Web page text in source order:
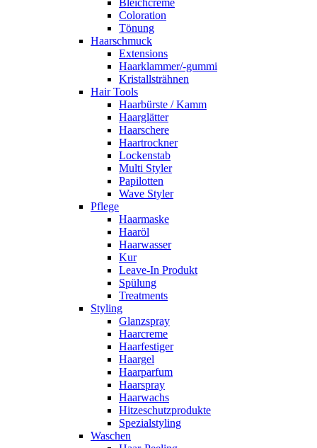
Bleichcreme
Coloration
Tönung
Haarschmuck
Extensions
Haarklammer/-gummi
Kristallsträhnen
Hair Tools
Haarbürste / Kamm
Haarglätter
Haarschere
Haartrockner
Lockenstab
Multi Styler
Papilotten
Wave Styler
Pflege
Haarmaske
Haaröl
Haarwasser
Kur
Leave-In Produkt
Spülung
Treatments
Styling
Glanzspray
Haarcreme
Haarfestiger
Haargel
Haarparfum
Haarspray
Haarwachs
Hitzeschutzprodukte
Spezialstyling
Waschen